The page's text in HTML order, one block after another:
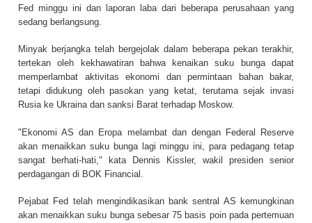
Fed minggu ini dan laporan laba dari beberapa perusahaan yang
sedang berlangsung.
Minyak berjangka telah bergejolak dalam beberapa pekan terakhir,
tertekan oleh kekhawatiran bahwa kenaikan suku bunga dapat
memperlambat aktivitas ekonomi dan permintaan bahan bakar,
tetapi didukung oleh pasokan yang ketat, terutama sejak invasi
Rusia ke Ukraina dan sanksi Barat terhadap Moskow.
"Ekonomi AS dan Eropa melambat dan dengan Federal Reserve
akan menaikkan suku bunga lagi minggu ini, para pedagang tetap
sangat berhati-hati," kata Dennis Kissler, wakil presiden senior
perdagangan di BOK Financial.
Pejabat Fed telah mengindikasikan bank sentral AS kemungkinan
akan menaikkan suku bunga sebesar 75 basis poin pada pertemuan